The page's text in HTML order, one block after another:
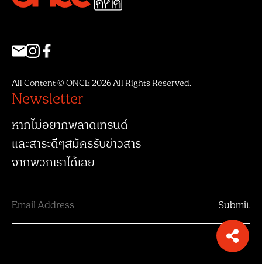
All Content © ONCE 2026 All Rights Reserved.
Newsletter
หากไม่อยากพลาดเทรนด์
และสาระดีๆสมัครรับข่าวสาร
จากพวกเราได้เลย